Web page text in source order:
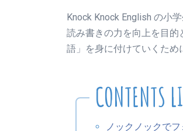
Knock Knock English の小
読み書きの力を向上を目
語」を身に付けていくため
ノックノックで